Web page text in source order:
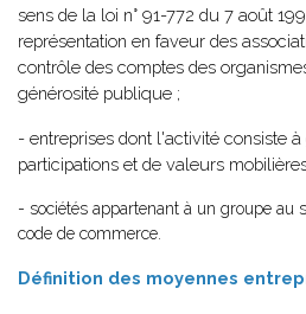
sens de la loi n° 91-772 du 7 août
représentation en faveur des
contrôle des comptes des
générosité publique ;
- entreprises dont l'activité consiste
participations et de valeurs
- sociétés appartenant à un groupe au
code de commerce.
Définition des moyennes